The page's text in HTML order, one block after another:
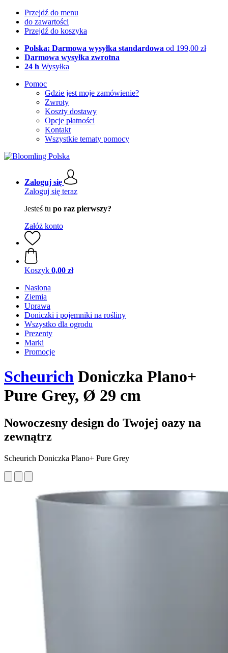
Przejdź do menu
do zawartości
Przejdź do koszyka
Polska: Darmowa wysyłka standardowa od 199,00 zł
Darmowa wysyłka zwrotna
24 h Wysyłka
Pomoc
Gdzie jest moje zamówienie?
Zwroty
Koszty dostawy
Opcje płatności
Kontakt
Wszystkie tematy pomocy
Zaloguj się
Zaloguj się teraz
Jesteś tu po raz pierwszy?
Załóż konto
Koszyk 0,00 zł
Nasiona
Ziemia
Uprawa
Doniczki i pojemniki na rośliny
Wszystko dla ogrodu
Prezenty
Marki
Promocje
Scheurich Doniczka Plano+
Pure Grey, Ø 29 cm
Nowoczesny design do Twojej oazy na
zewnątrz
Scheurich Doniczka Plano+ Pure Grey